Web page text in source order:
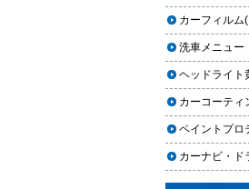
【2026年最
「科学」で制
を防ぐ「足軽
論
車内クリーニ
る？DIY清掃
界を徹底解説
車内クリーニ
共通点｜やっ
カーフィルム
洗車メニュー
ヘッドライト
カーコーティ
ペイントプロ
カーナビ・ド